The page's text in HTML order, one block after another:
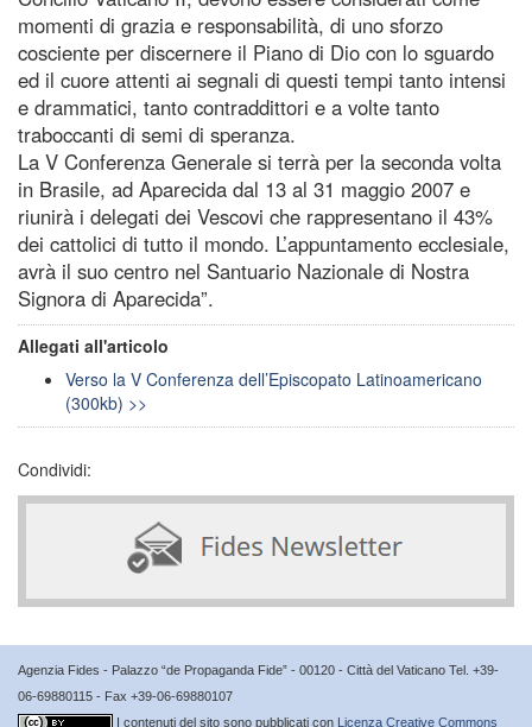
momenti di grazia e responsabilità, di uno sforzo
cosciente per discernere il Piano di Dio con lo sguardo
ed il cuore attenti ai segnali di questi tempi tanto intensi
e drammatici, tanto contraddittori e a volte tanto
traboccanti di semi di speranza.
La V Conferenza Generale si terrà per la seconda volta
in Brasile, ad Aparecida dal 13 al 31 maggio 2007 e
riunirà i delegati dei Vescovi che rappresentano il 43%
dei cattolici di tutto il mondo. L’appuntamento ecclesiale,
avrà il suo centro nel Santuario Nazionale di Nostra
Signora di Aparecida”.
Allegati all'articolo
Verso la V Conferenza dell’Episcopato Latinoamericano
(300kb) >>
Condividi:
Agenzia Fides - Palazzo “de Propaganda Fide” - 00120 - Città del Vaticano Tel. +39-
06-69880115 - Fax +39-06-69880107
I contenuti del sito sono pubblicati con Licenza Creative Commons